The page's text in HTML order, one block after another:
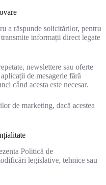
a răspunde solicitărilor, pentru
informații direct legate
newslettere sau oferte
de mesagerie fără
când acesta este necesar.
de marketing, dacă acestea
Politică de
legislative, tehnice sau